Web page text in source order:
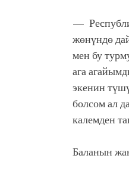
—
жөнүндө
мен бу
ага
экенин
болсом ал
калемден
Баланын